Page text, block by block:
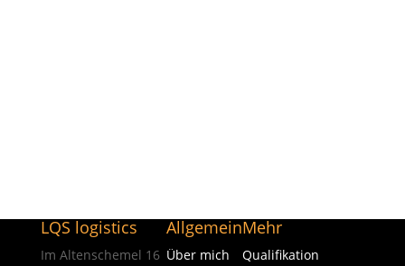
LQS logistics
Im Altenschemel 16
Allgemein
Über mich
Mehr
Qualifikation